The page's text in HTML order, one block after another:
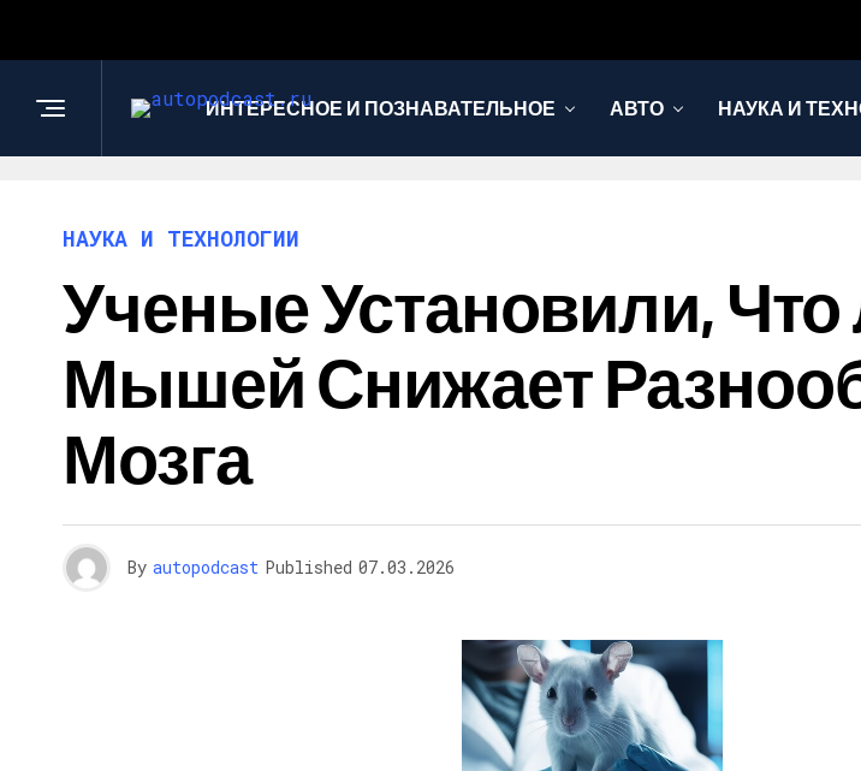
ИНТЕРЕСНОЕ И ПОЗНАВАТЕЛЬНОЕ АВТО НАУКА И
НАУКА И ТЕХНОЛОГИИ
Ученые Установили,
Мышей Снижает
Мозга
By autopodcast Published 07.03.2026